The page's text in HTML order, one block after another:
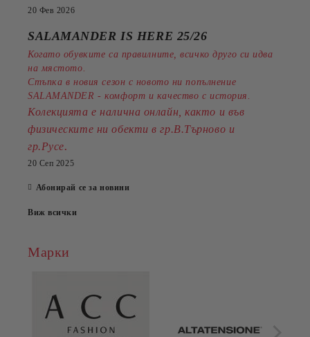
20 Фев 2026
SALAMANDER IS HERE 25/26
Когато обувките са правилните, всичко друго си идва
на мястото.
Стъпка в новия сезон с новото ни попълнение
SALAMANDER - комфорт и качество с история.
Колекцията е налична онлайн, както и във
физическите ни обекти в гр.В.Търново и
гр.Русе.
20 Сеп 2025
Абонирай се за новини
Виж всички
Марки